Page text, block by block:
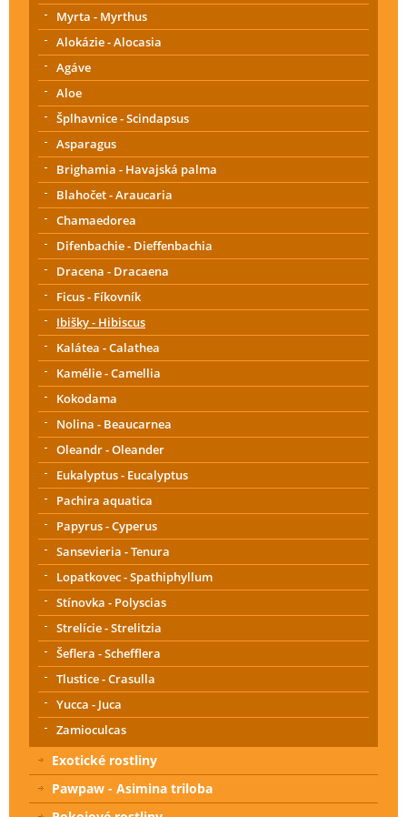
Myrta - Myrthus
Alokázie - Alocasia
Agáve
Aloe
Šplhavnice - Scindapsus
Asparagus
Brighamia - Havajská palma
Blahočet - Araucaria
Chamaedorea
Difenbachie - Dieffenbachia
Dracena - Dracaena
Ficus - Fíkovník
Ibišky - Hibiscus
Kalátea - Calathea
Kamélie - Camellia
Kokodama
Nolina - Beaucarnea
Oleandr - Oleander
Eukalyptus - Eucalyptus
Pachira aquatica
Papyrus - Cyperus
Sansevieria - Tenura
Lopatkovec - Spathiphyllum
Stínovka - Polyscias
Strelície - Strelitzia
Šeflera - Schefflera
Tlustice - Crasulla
Yucca - Juca
Zamioculcas
Exotické rostliny
Pawpaw - Asimina triloba